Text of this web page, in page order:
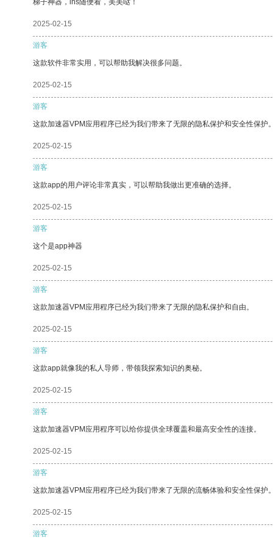
梯子神器，ins随便看，美美哒！
2025-02-15
游客
这款软件非常实用，可以帮助我解决很多问题。
2025-02-15
游客
这款加速器VPM应用程序已经为我们带来了无限的隐私保护和安全性保护
2025-02-15
游客
这款app的用户评论非常真实，可以帮助我做出更准确的选择。
2025-02-15
游客
这个是app神器
2025-02-15
游客
这款加速器VPM应用程序已经为我们带来了无限的隐私保护和自由。
2025-02-15
游客
这款app就像我的私人导师，带领我探索知识的奥秘。
2025-02-15
游客
这款加速器VPM应用程序可以给你提供全球覆盖和最高安全性的连接。
2025-02-15
游客
这款加速器VPM应用程序已经为我们带来了无限的流畅体验和安全性保护
2025-02-15
游客